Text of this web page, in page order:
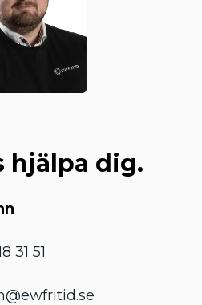
hjälpa dig.
31 51